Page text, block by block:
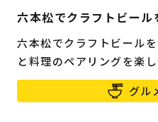
六本松でクラフトビー
六本松でクラフトビール
と料理のペアリングを楽
グル